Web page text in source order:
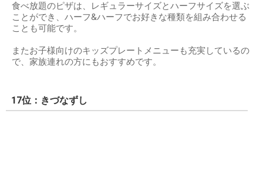
食べ放題のピザは、レギュラーサイズとハーフサイズを選ぶ
ことができ、ハーフ&ハーフでお好きな種類を組み合わせる
ことも可能です。
またお子様向けのキッズプレートメニューも充実しているの
で、家族連れの方にもおすすめです。
17位：きづなずし